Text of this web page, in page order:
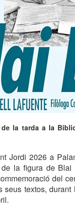
la tarda a la
Jordi 2026 a
la figura de
del
seus textos,